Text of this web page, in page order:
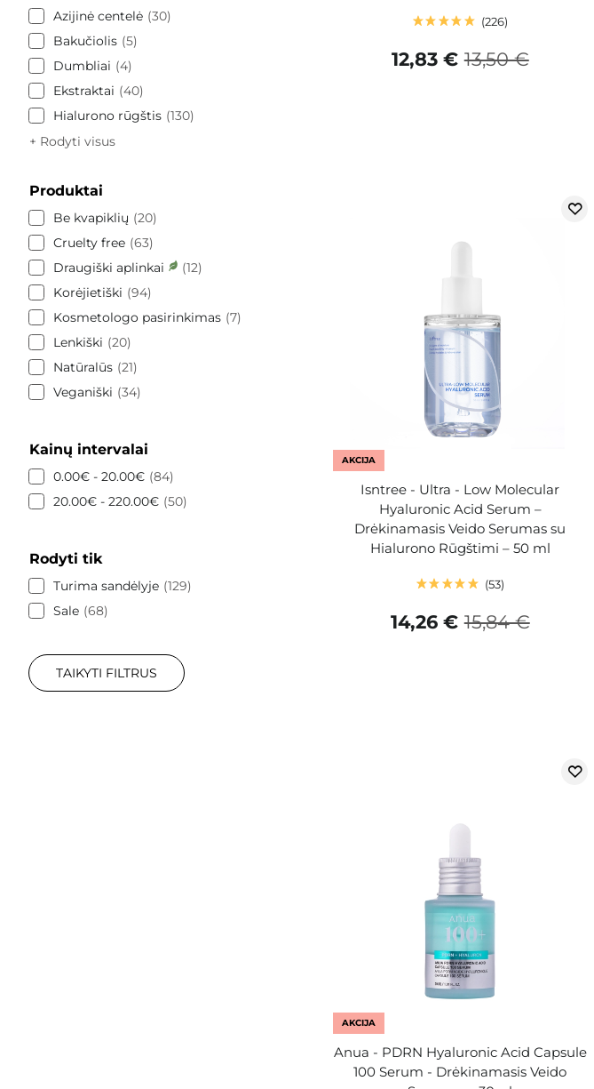
Azijinė centelė 30
Bakučiolis 5
Dumbliai
4
Ekstraktai
40
Hialurono rūgštis 130
+ Rodyti visus
Produktai
Be kvapiklių
20
Cruelty free 63
Draugiški aplinkai
12
Korėjietiški
94
Kosmetologo pasirinkimas 7
Lenkiški
20
Natūralūs 21
Veganiški
34
Kainų intervalai
0.00€ - 20.00€ 84
20.00€ - 220.00€ 50
Rodyti tik
Turima sandėlyje 129
Sale 68
TAIKYTI FILTRUS
226
13,50 €
12,83 €
AKCIJA
Isntree - Ultra - Low Molecular
Hyaluronic Acid Serum –
Drėkinamasis Veido Serumas su
Hialurono Rūgštimi – 50 ml
53
15,84 €
14,26 €
AKCIJA
Anua - PDRN Hyaluronic Acid Capsule
100 Serum - Drėkinamasis Veido